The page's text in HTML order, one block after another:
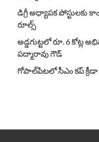
డిగ్రీ అధ్యాపక పోస్టులకు
రూల్స్
అడ్డగుట్టలో రూ. 6 కోట్ల
పద్మారావు గౌడ్
గోపాల్‌పేటలో సీఎం కప్ క్రీడా